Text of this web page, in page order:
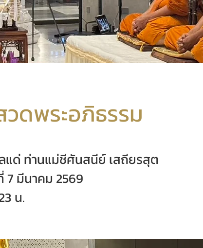
วดพระอภิธรรม
ด่ ท่านแม่ชีศันสนีย์ เสถียรสุต
7 มีนาคม 2569
น.